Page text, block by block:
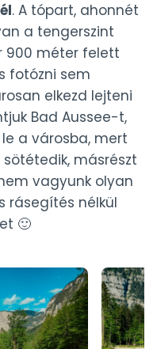
. A tópart, ahonnét
a tengerszint
900 méter felett
fotózni sem
elkezd lejteni
Bad Aussee-t,
a városba, mert
másrészt
vagyunk olyan
rásegítés nélkül
🙂